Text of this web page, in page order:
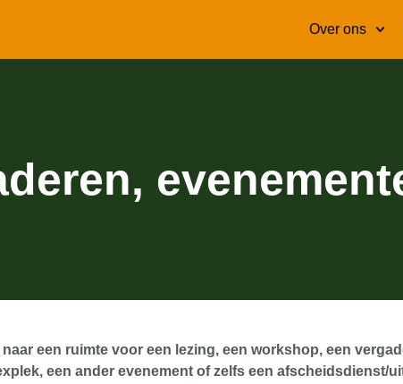
Over ons
naar een ruimte voor een lezing, een workshop, een
een ander evenement of zelfs een afscheidsdienst/